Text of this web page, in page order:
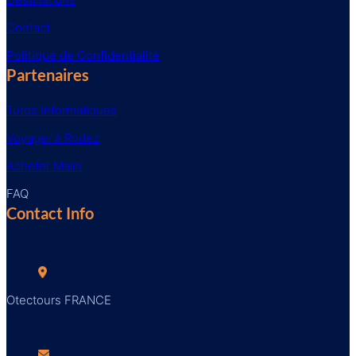
Contact
Politique de Confidentialité
Partenaires
Tutos Informatiques
Voyager à Rodez
Acheter Malin
FAQ
Contact Info
Otectours FRANCE